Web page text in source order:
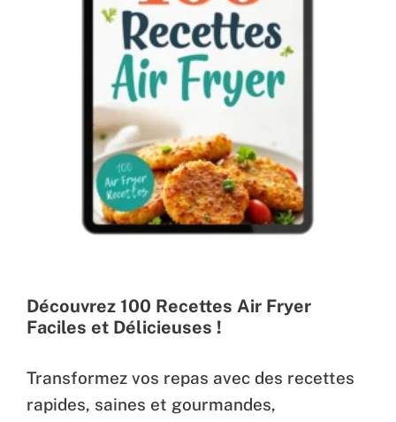
Découvrez 100 Recettes Air Fryer
Faciles et Délicieuses !
Transformez vos repas avec des recettes
rapides, saines et gourmandes,